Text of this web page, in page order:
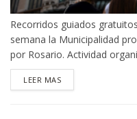
Recorridos guiados
semana la Municipalidad
por Rosario. Actividad
LEER MASDETAILS